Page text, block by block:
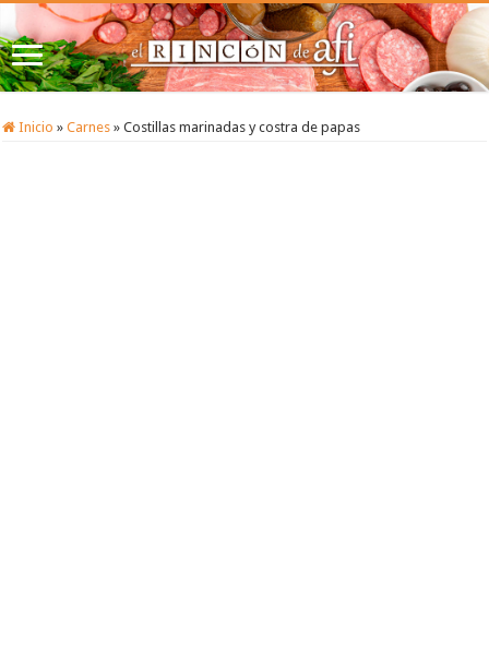
Inicio » Carnes » Costillas marinadas y costra de papas